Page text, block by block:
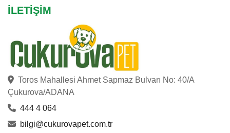
İLETIŞIM
Toros Mahallesi Ahmet Sapmaz Bulvarı No: 40/A
Çukurova/ADANA
444 4 064
bilgi@cukurovapet.com.tr